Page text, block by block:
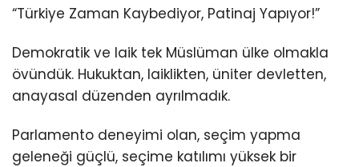
“Türkiye Zaman Kaybediyor, Patinaj Yapıyor!”
Demokratik ve laik tek Müslüman ülke olmakla
övündük. Hukuktan, laiklikten, üniter devletten,
anayasal düzenden ayrılmadık.
Parlamento deneyimi olan, seçim yapma
geleneği güçlü, seçime katılımı yüksek bir